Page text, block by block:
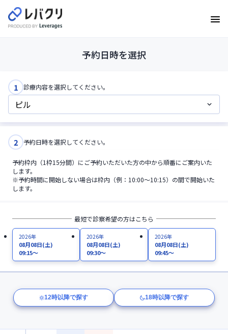
予約日時を選択
1 診療内容を選択してください。
2 予約日時を選択してください。
予約枠内（1枠15分間）にご予約いただいた方の中から順番にご案内いた
します。
※予約時間に開始しない場合は枠内（例：10:00〜10:15）の間で開始いた
します。
最短で診察希望の方はこちら
2026年
08月08日(土)
09:15～
2026年
08月08日(土)
09:30～
2026年
08月08日(土)
09:45～
12時以降で探す 18時以降で探す
12:00
12:45
13:00
13:15
13:30
13:45
14:00
14:30
14:45
15:15
15:30